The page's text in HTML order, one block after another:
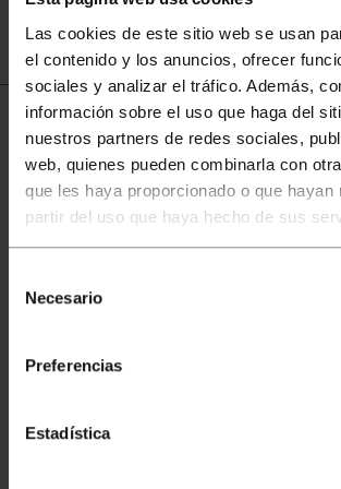
Las cookies de este sitio web se usan
el contenido y los anuncios, ofrecer
sociales y analizar el tráfico. Además,
información sobre el uso que haga del
nuestros partners de redes sociales,
web, quienes pueden combinarla con
que les haya proporcionado o que hayan
partir del uso que haya hecho de sus
Necesario
Preferencias
Estadística
Más información
Descripción
Caja de distribución eléctrica montada
diseño tipo armario de metal con
excepto una chapa de montaje fijada
armario. Excelente calidad y muy
Caja de distribución de 48